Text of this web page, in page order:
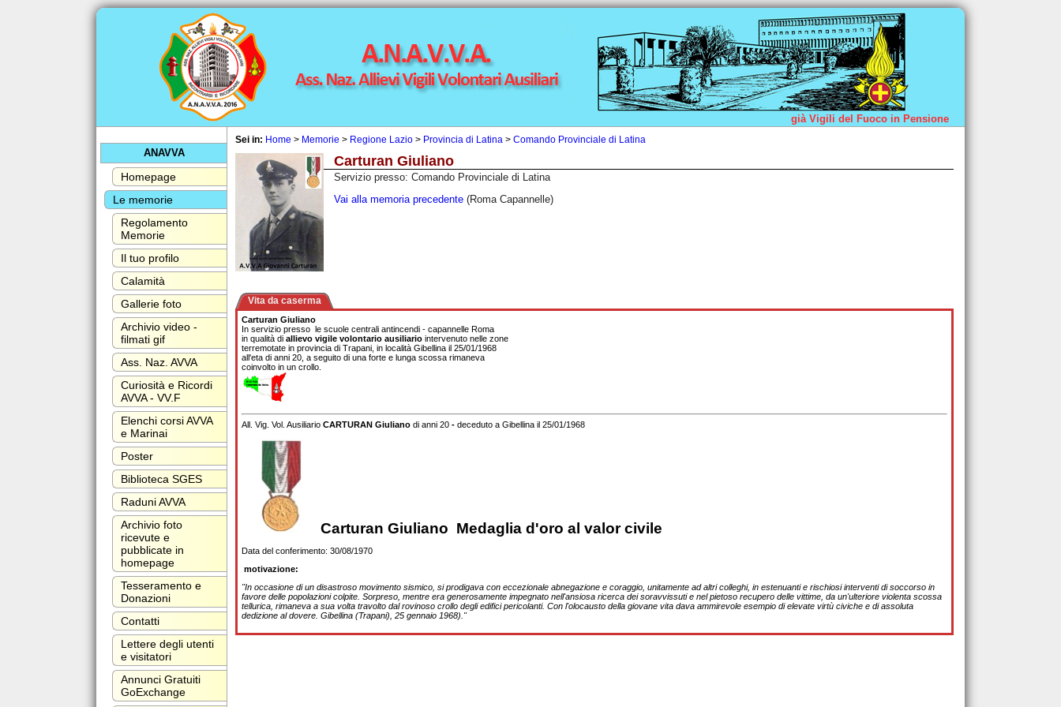
già Vigili del Fuoco in Pensione
ANAVVA
Homepage
Le memorie
Regolamento
Memorie
Il tuo profilo
Calamità
Gallerie foto
Archivio video -
filmati gif
Ass. Naz. AVVA
Curiosità e Ricordi
AVVA - VV.F
Elenchi corsi AVVA
e Marinai
Poster
Biblioteca SGES
Raduni AVVA
Archivio foto
ricevute e
pubblicate in
homepage
Tesseramento e
Donazioni
Contatti
Lettere degli utenti
e visitatori
Annunci Gratuiti
GoExchange
Sei in: Home > Memorie > Regione Lazio > Provincia di Latina > Comando Provinciale di Latina
Carturan Giuliano
Servizio presso: Comando Provinciale di Latina
Vai alla memoria precedente(Roma Capannelle)
Vita da caserma
Carturan Giuliano
In servizio presso le scuole centrali antincendi - capannelle Roma
in qualità di allievo vigile volontario ausiliario intervenuto nelle zone
terremotate in provincia di Trapani, in località Gibellina il 25/01/1968
all'eta di anni 20, a seguito di una forte e lunga scossa rimaneva
coinvolto in un crollo.
All. Vig. Vol. Ausiliario CARTURAN Giuliano di anni 20 - deceduto a Gibellina il 25/01/1968
Carturan Giuliano Medaglia d'oro al valor civile
Data del conferimento: 30/08/1970
motivazione:
"In occasione di un disastroso movimento sismico, si prodigava con eccezionale abnegazione e coraggio, unitamente ad altri colleghi, in estenuanti e rischiosi interventi di soccorso in
favore delle popolazioni colpite. Sorpreso, mentre era generosamente impegnato nell'ansiosa ricerca dei soravvissuti e nel pietoso recupero delle vittime, da un'ulteriore violenta scossa
tellurica, rimaneva a sua volta travolto dal rovinoso crollo degli edifici pericolanti. Con l'olocausto della giovane vita dava ammirevole esempio di elevate virtù civiche e di assoluta
dedizione al dovere. Gibellina (Trapani), 25 gennaio 1968)."